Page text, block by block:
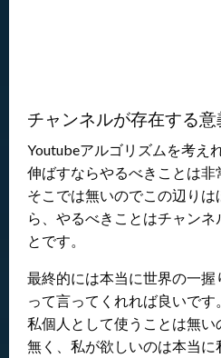
チャンネルが存在する意
Youtubeアルゴリズムを考え
伸ばすならやるべきことは
そこでは無いのでこの辺り
ら、やるべきことはチャンネ
とです。
最終的には本当に世界の一握
って言ってくれれば良いで
私個人として使うことは無
無く、私が欲しいのは本当